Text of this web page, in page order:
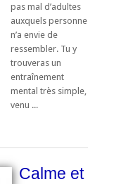
pas mal d’adultes
auxquels personne
n’a envie de
ressembler. Tu y
trouveras un
entraînement
mental très simple,
venu ...
Calme et